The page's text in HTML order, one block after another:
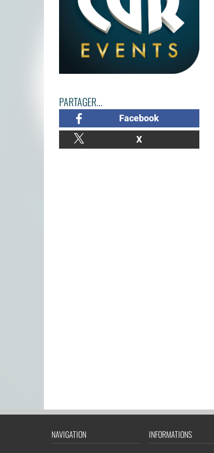
PARTAGER...
Facebook
X
NAVIGATION INFORMATIONS